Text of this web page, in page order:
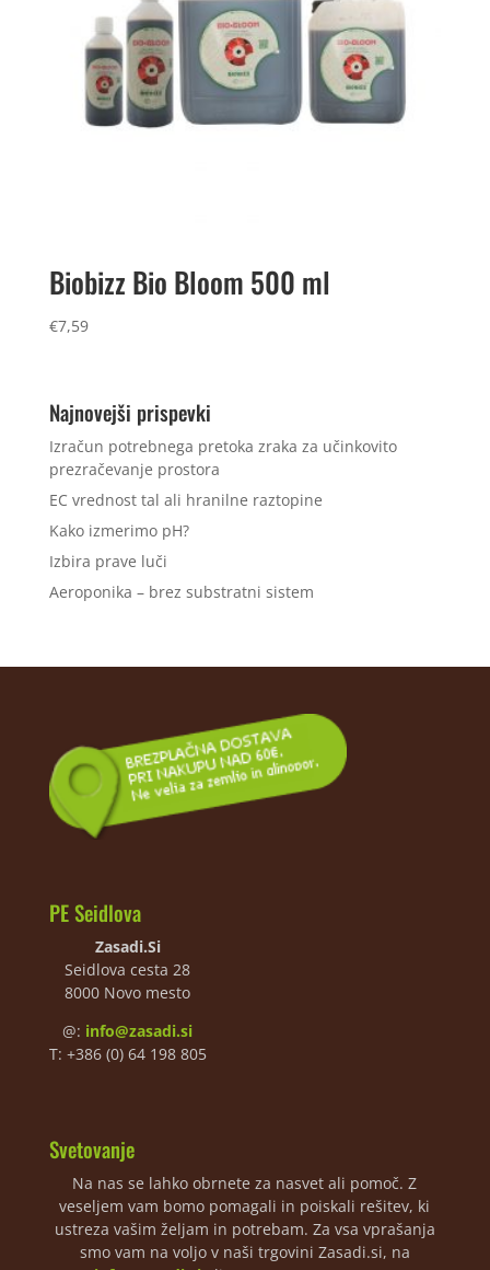
Biobizz Bio Bloom 500 ml
€7,59
Najnovejši prispevki
Izračun potrebnega pretoka zraka za učinkovito
prezračevanje prostora
EC vrednost tal ali hranilne raztopine
Kako izmerimo pH?
Izbira prave luči
Aeroponika – brez substratni sistem
PE Seidlova
Zasadi.Si
Seidlova cesta 28
8000 Novo mesto
@: info@zasadi.si
T: +386 (0) 64 198 805
Svetovanje
Na nas se lahko obrnete za nasvet ali pomoč. Z
veseljem vam bomo pomagali in poiskali rešitev, ki
ustreza vašim željam in potrebam. Za vsa vprašanja
smo vam na voljo v naši trgovini Zasadi.si, na